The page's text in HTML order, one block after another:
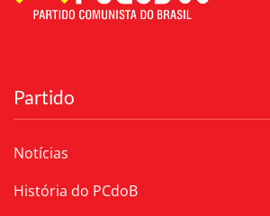
Partido
Notícias
História do PCdoB